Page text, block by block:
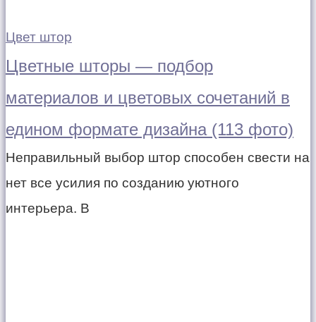
Цвет штор
Цветные шторы — подбор
материалов и цветовых сочетаний в
едином формате дизайна (113 фото)
Неправильный выбор штор способен свести на
нет все усилия по созданию уютного
интерьера. В